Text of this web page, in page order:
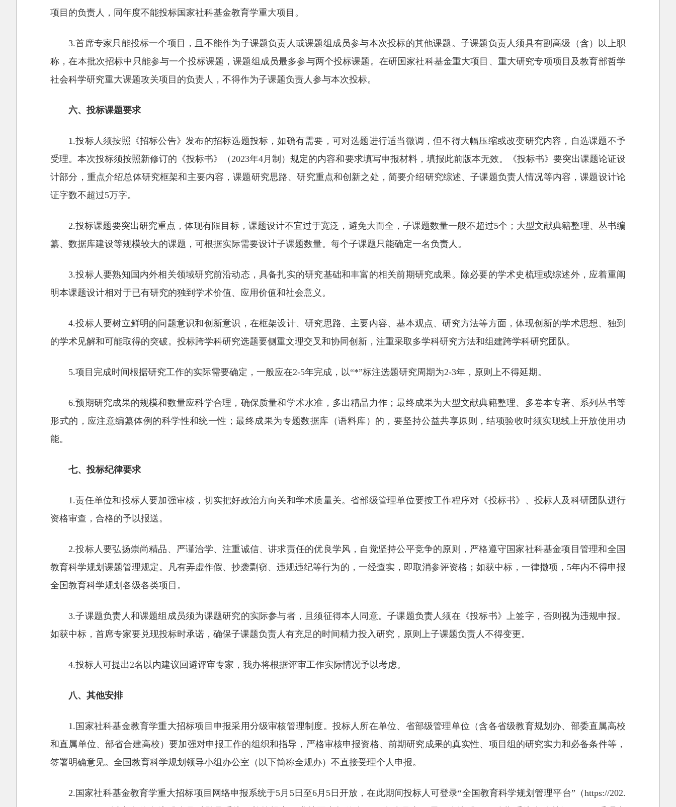
项目的负责人，同年度不能投标国家社科基金教育学重大项目。
3.首席专家只能投标一个项目，且不能作为子课题负责人或课题组成员参与本次投标的其他课题。子课题负责人须具有副高级（含）以上职
称，在本批次招标中只能参与一个投标课题，课题组成员最多参与两个投标课题。在研国家社科基金重大项目、重大研究专项项目及教育部哲学
社会科学研究重大课题攻关项目的负责人，不得作为子课题负责人参与本次投标。
六、投标课题要求
1.投标人须按照《招标公告》发布的招标选题投标，如确有需要，可对选题进行适当微调，但不得大幅压缩或改变研究内容，自选课题不予
受理。本次投标须按照新修订的《投标书》（2023年4月制）规定的内容和要求填写申报材料，填报此前版本无效。《投标书》要突出课题论证设
计部分，重点介绍总体研究框架和主要内容，课题研究思路、研究重点和创新之处，简要介绍研究综述、子课题负责人情况等内容，课题设计论
证字数不超过5万字。
2.投标课题要突出研究重点，体现有限目标，课题设计不宜过于宽泛，避免大而全，子课题数量一般不超过5个；大型文献典籍整理、丛书编
纂、数据库建设等规模较大的课题，可根据实际需要设计子课题数量。每个子课题只能确定一名负责人。
3.投标人要熟知国内外相关领域研究前沿动态，具备扎实的研究基础和丰富的相关前期研究成果。除必要的学术史梳理或综述外，应着重阐
明本课题设计相对于已有研究的独到学术价值、应用价值和社会意义。
4.投标人要树立鲜明的问题意识和创新意识，在框架设计、研究思路、主要内容、基本观点、研究方法等方面，体现创新的学术思想、独到
的学术见解和可能取得的突破。投标跨学科研究选题要侧重文理交叉和协同创新，注重采取多学科研究方法和组建跨学科研究团队。
5.项目完成时间根据研究工作的实际需要确定，一般应在2-5年完成，以“*”标注选题研究周期为2-3年，原则上不得延期。
6.预期研究成果的规模和数量应科学合理，确保质量和学术水准，多出精品力作；最终成果为大型文献典籍整理、多卷本专著、系列丛书等
形式的，应注意编纂体例的科学性和统一性；最终成果为专题数据库（语料库）的，要坚持公益共享原则，结项验收时须实现线上开放使用功
能。
七、投标纪律要求
1.责任单位和投标人要加强审核，切实把好政治方向关和学术质量关。省部级管理单位要按工作程序对《投标书》、投标人及科研团队进行
资格审查，合格的予以报送。
2.投标人要弘扬崇尚精品、严谨治学、注重诚信、讲求责任的优良学风，自觉坚持公平竞争的原则，严格遵守国家社科基金项目管理和全国
教育科学规划课题管理规定。凡有弄虚作假、抄袭剽窃、违规违纪等行为的，一经查实，即取消参评资格；如获中标，一律撤项，5年内不得申报
全国教育科学规划各级各类项目。
3.子课题负责人和课题组成员须为课题研究的实际参与者，且须征得本人同意。子课题负责人须在《投标书》上签字，否则视为违规申报。
如获中标，首席专家要兑现投标时承诺，确保子课题负责人有充足的时间精力投入研究，原则上子课题负责人不得变更。
4.投标人可提出2名以内建议回避评审专家，我办将根据评审工作实际情况予以考虑。
八、其他安排
1.国家社科基金教育学重大招标项目申报采用分级审核管理制度。投标人所在单位、省部级管理单位（含各省级教育规划办、部委直属高校
和直属单位、部省合建高校）要加强对申报工作的组织和指导，严格审核申报资格、前期研究成果的真实性、项目组的研究实力和必备条件等，
签署明确意见。全国教育科学规划领导小组办公室（以下简称全规办）不直接受理个人申报。
2.国家社科基金教育学重大招标项目网络申报系统于5月5日至6月5日开放，在此期间投标人可登录“全国教育科学规划管理平台”（https://202.